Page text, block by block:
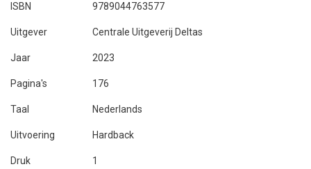
ISBN 9789044763577
Uitgever Centrale Uitgeverij Deltas
Jaar 2023
Pagina's 176
Taal Nederlands
Uitvoering Hardback
Druk 1